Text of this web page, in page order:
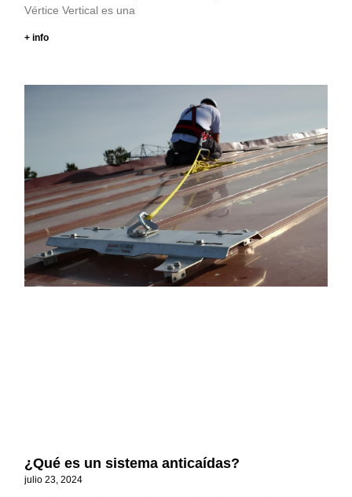
Vértice Vertical es una
+ info
¿Qué es un sistema anticaídas?
julio 23, 2024